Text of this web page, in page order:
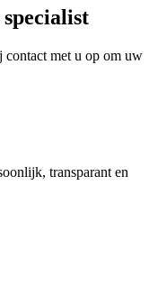
met u op om uw
transparant en